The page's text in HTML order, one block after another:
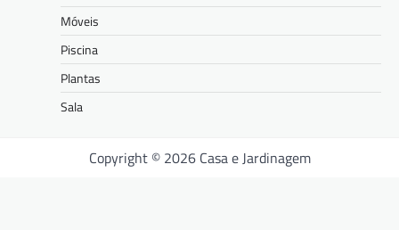
Móveis
Piscina
Plantas
Sala
Copyright © 2026 Casa e Jardinagem